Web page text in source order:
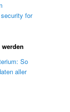
for
So
aller